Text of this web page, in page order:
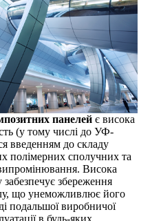
панелей є висока
(у тому числі до УФ-
введенням до складу
полімерних сполучних та
Висока
збереження
що унеможливлює його
подальшої виробничої
в будь-яких